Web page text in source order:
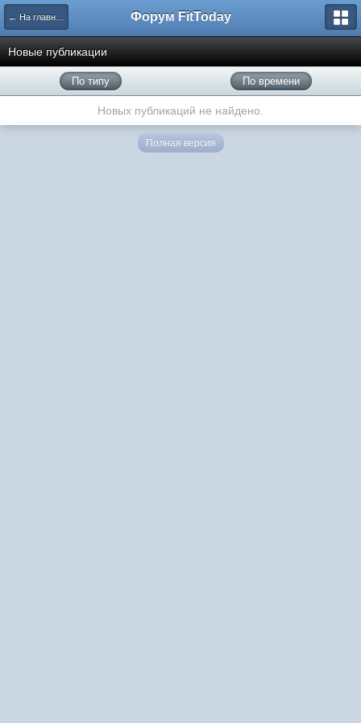
← На главную Форум FitToday
Новые публикации
По типу По времени
Новых публикаций не найдено.
Полная версия